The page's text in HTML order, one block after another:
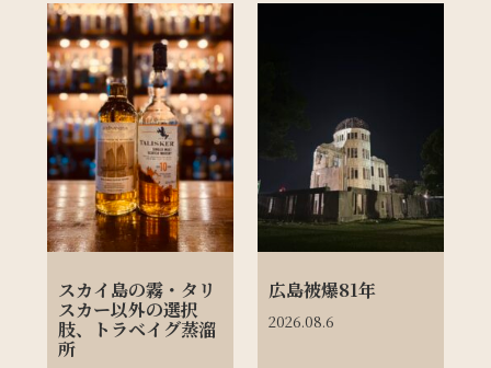
スカイ島の霧・タリ
スカー以外の選択
肢、トラベイグ蒸溜
所
広島被爆81年
2026.08.6